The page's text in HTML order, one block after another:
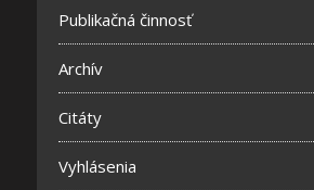
Publikačná činnosť
Archív
Citáty
Vyhlásenia